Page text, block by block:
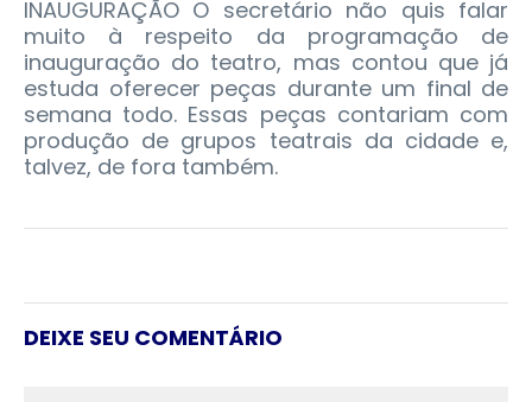
INAUGURAÇÃO O secretário não quis falar
muito à respeito da programação de
inauguração do teatro, mas contou que já
estuda oferecer peças durante um final de
semana todo. Essas peças contariam com
produção de grupos teatrais da cidade e,
talvez, de fora também.
DEIXE SEU COMENTÁRIO